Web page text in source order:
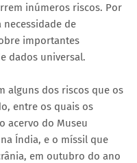
inúmeros riscos. Por
necessidade de
importantes
dados universal.
alguns dos riscos que os
entre os quais os
acervo do Museu
Índia, e o míssil que
em outubro do ano